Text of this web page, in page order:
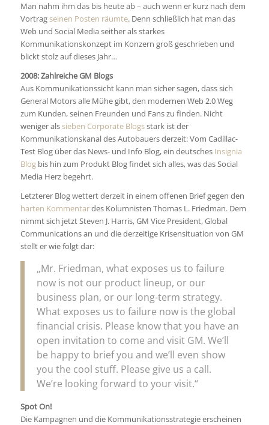
Man nahm ihm das bis heute ab – auch wenn er kurz nach dem
Vortragseinen Posten räumte. Denn schließlich hat man das
Web und Social Media seither als starkes
Kommunikationskonzept im Konzern groß geschrieben und
blickt stolz auf dieses Jahr…
2008: Zahlreiche GM Blogs
Aus Kommunikationssicht kann man sicher sagen, dass sich
General Motors alle Mühe gibt, den modernen Web 2.0 Weg
zum Kunden, seinen Freunden und Fans zu finden. Nicht
weniger alssieben Corporate Blogsstark ist der
Kommunikationskanal des Autobauers derzeit: Vom Cadillac-
Test Blog über das News- und Info Blog, ein deutsches Insignia
Blogbis hin zum Produkt Blog findet sich alles, was das Social
Media Herz begehrt.
Letzterer Blog wettert derzeit in einem offenen Brief gegen den
harten Kommentardes Kolumnisten Thomas L. Friedman. Dem
nimmt sich jetzt Steven J. Harris, GM Vice President, Global
Communications an und die derzeitige Krisensituation von GM
stellt er wie folgt dar:
„Mr. Friedman, what exposes us to failure
now is not our product lineup, or our
business plan, or our long-term strategy.
What exposes us to failure now is the global
financial crisis. Please know that you have an
open invitation to come and visit GM. We’ll
be happy to brief you and we’ll even show
you the cool stuff. Please give us a call.
We’re looking forward to your visit.“
Spot On!
Die Kampagnen und die Kommunikationsstrategie erscheinen